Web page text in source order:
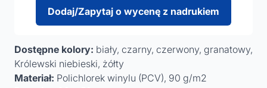
Dodaj/Zapytaj o wycenę z nadrukiem
Dostępne kolory: biały, czarny, czerwony, granatowy,
Królewski niebieski, żółty
Materiał: Polichlorek winylu (PCV), 90 g/m2